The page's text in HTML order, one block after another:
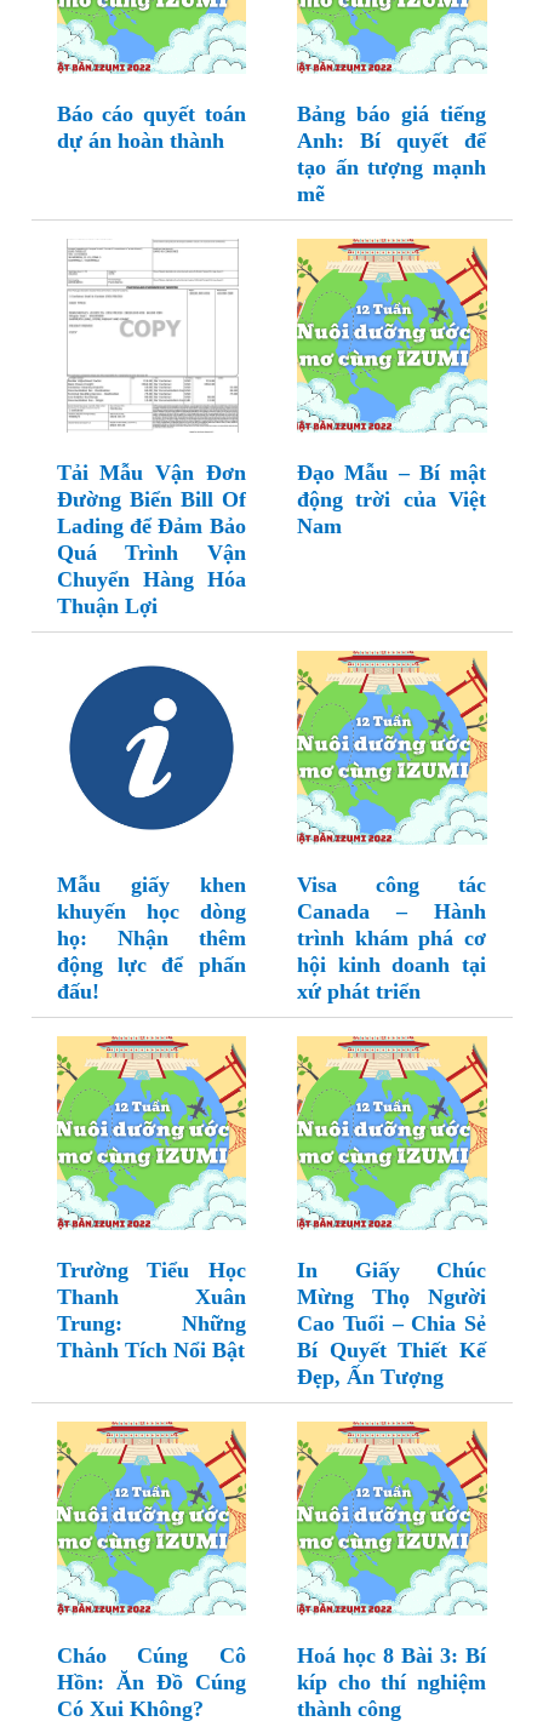
Báo cáo quyết toán
dự án hoàn thành
Bảng báo giá tiếng
Anh: Bí quyết để
tạo ấn tượng mạnh
mẽ
Tải Mẫu Vận Đơn
Đường Biển Bill Of
Lading để Đảm Bảo
Quá Trình Vận
Chuyển Hàng Hóa
Thuận Lợi
Đạo Mẫu – Bí mật
động trời của Việt
Nam
Mẫu giấy khen
khuyến học dòng
họ: Nhận thêm
động lực để phấn
đấu!
Visa công tác
Canada – Hành
trình khám phá cơ
hội kinh doanh tại
xứ phát triển
Trường Tiểu Học
Thanh Xuân
Trung: Những
Thành Tích Nổi Bật
In Giấy Chúc
Mừng Thọ Người
Cao Tuổi – Chia Sẻ
Bí Quyết Thiết Kế
Đẹp, Ấn Tượng
Cháo Cúng Cô
Hồn: Ăn Đồ Cúng
Có Xui Không?
Hoá học 8 Bài 3: Bí
kíp cho thí nghiệm
thành công